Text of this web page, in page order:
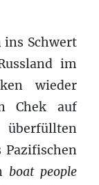
ins Schwert
im
wieder
Chek auf
Pazifischen
boat people